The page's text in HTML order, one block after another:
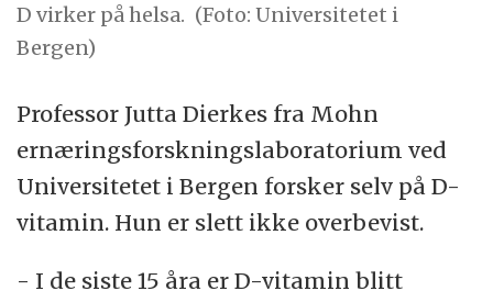
D virker på helsa. (Foto: Universitetet i
Bergen)
Professor Jutta Dierkes fra Mohn
ernæringsforskningslaboratorium ved
Universitetet i Bergen forsker selv på D-
vitamin. Hun er slett ikke overbevist.
- I de siste 15 åra er D-vitamin blitt